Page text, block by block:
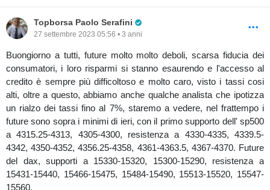
Topborsa Paolo Serafini
27 settembre 2023 05:56 • 3 anni
Buongiorno a tutti, future molto molto deboli, scarsa fiducia dei
consumatori, i loro risparmi si stanno esaurendo e l'accesso al
credito è sempre più difficoltoso e molto caro, visto i tassi cosi
alti, oltre a questo, abbiamo anche qualche analista che ipotizza
un rialzo dei tassi fino al 7%, staremo a vedere, nel frattempo i
future sono sopra i minimi di ieri, con il primo supporto dell' sp500
a 4315.25-4313, 4305-4300, resistenza a 4330-4335, 4339.5-
4342, 4350-4352, 4356.25-4358, 4361-4363.5, 4367-4370. Future
del dax, supporti a 15330-15320, 15300-15290, resistenza a
15431-15440, 15466-15475, 15484-15490, 15513-15520, 15547-
15560.